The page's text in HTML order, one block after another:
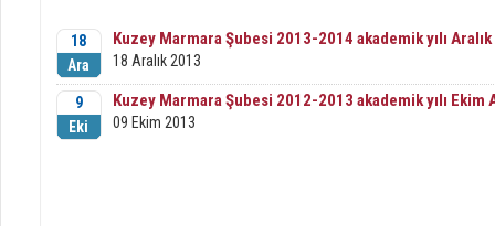
18
Ara
Kuzey Marmara Şubesi 2013-2014 akademik yılı Aralık
18 Aralık 2013
9
Eki
Kuzey Marmara Şubesi 2012-2013 akademik yılı Ekim
09 Ekim 2013